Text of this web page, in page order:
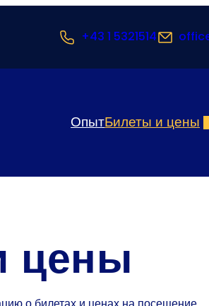
+43 1 5321514
ОпытБилеты и цены
цены